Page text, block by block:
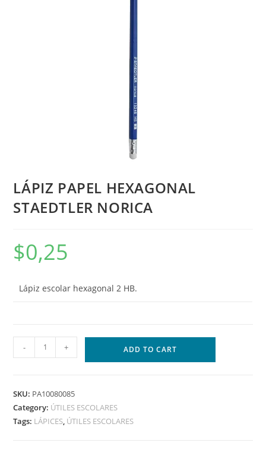
LÁPIZ PAPEL HEXAGONAL
STAEDTLER NORICA
$0,25
Lápiz escolar hexagonal 2 HB.
- + ADD TO CART
SKU: PA10080085
Category: ÚTILES ESCOLARES
Tags: LÁPICES, ÚTILES ESCOLARES